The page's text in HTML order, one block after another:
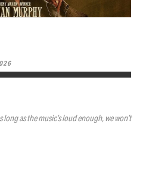
as the music’s loud enough, we won’t